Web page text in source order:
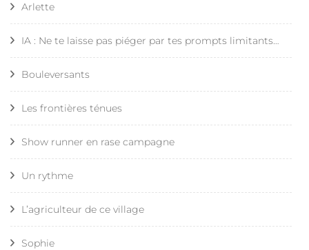
Arlette
IA : Ne te laisse pas piéger par tes prompts limitants…
Bouleversants
Les frontières ténues
Show runner en rase campagne
Un rythme
L’agriculteur de ce village
Sophie